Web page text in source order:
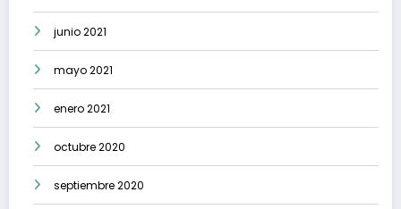
junio 2021
mayo 2021
enero 2021
octubre 2020
septiembre 2020